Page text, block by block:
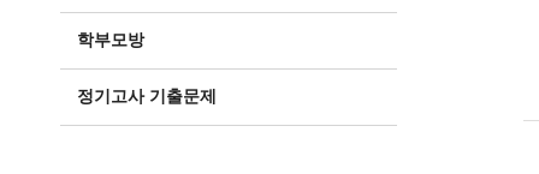
학부모방
정기고사 기출문제